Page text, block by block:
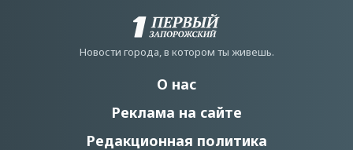
Новости города, в котором ты живешь.
О нас
Реклама на сайте
Редакционная политика